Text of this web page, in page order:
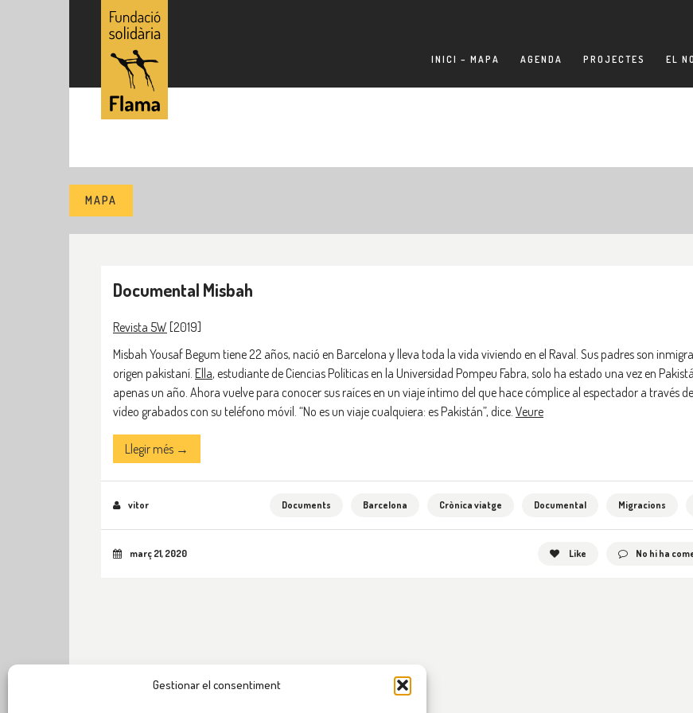
Gestionar el consentiment
INICI – MAPA AGENDA PROJECTES EL
MAPA
Documental Misbah
Revista 5W [2019]
Misbah Yousaf Begum tiene 22 años, nació en Barcelona y lleva toda la vida viviendo en el Raval. Sus padres son
origen pakistaní. Ella, estudiante de Ciencias Políticas en la Universidad Pompeu Fabra, solo ha estado una vez en
apenas un año. Ahora vuelve para conocer sus raíces en un viaje íntimo del que hace cómplice al espectador a través
vídeo grabados con su teléfono móvil. “No es un viaje cualquiera: es Pakistán”, dice. Veure
Llegir més →
vitor Documents Barcelona Crònica viatge Documental Migracions
març 21, 2020 Like No hi ha